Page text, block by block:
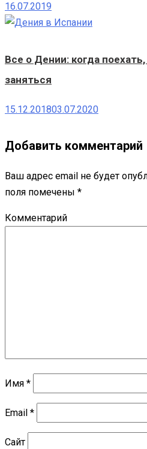
16.07.2019
Все о Дении: когда
заняться
15.12.201803.07.2020
Добавить комментарий
Ваш адрес email не будет
поля помечены *
Комментарий
Имя *
Email *
Сайт